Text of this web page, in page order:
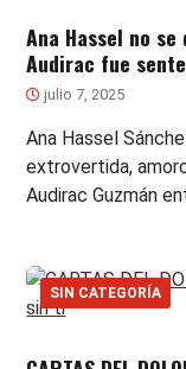
Ana Hassel no
Audirac fue
julio 7, 2025
Ana Hassel
extrovertida,
Audirac Guzmán
SIN CATEGORÍA